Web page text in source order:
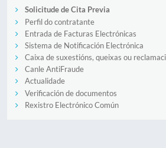
Solicitude de Cita Previa
Perfil do contratante
Entrada de Facturas Electrónicas
Sistema de Notificación Electrónica
Caixa de suxestións, queixas ou
Canle AntiFraude
Actualidade
Verificación de documentos
Rexistro Electrónico Común